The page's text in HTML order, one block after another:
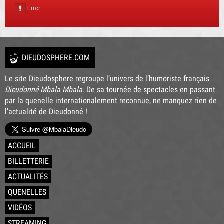
DIEUDOSPHERE.COM
Le site Dieudosphere regroupe l’univers de l’humoriste français
Dieudonné Mbala Mbala. De sa tournée de spectacles en passant
par la quenelle internationalement reconnue, ne manquez rien de
l’actualité de Dieudonné !
ACCUEIL
BILLETTERIE
ACTUALITÉS
QUENELLES
VIDÉOS